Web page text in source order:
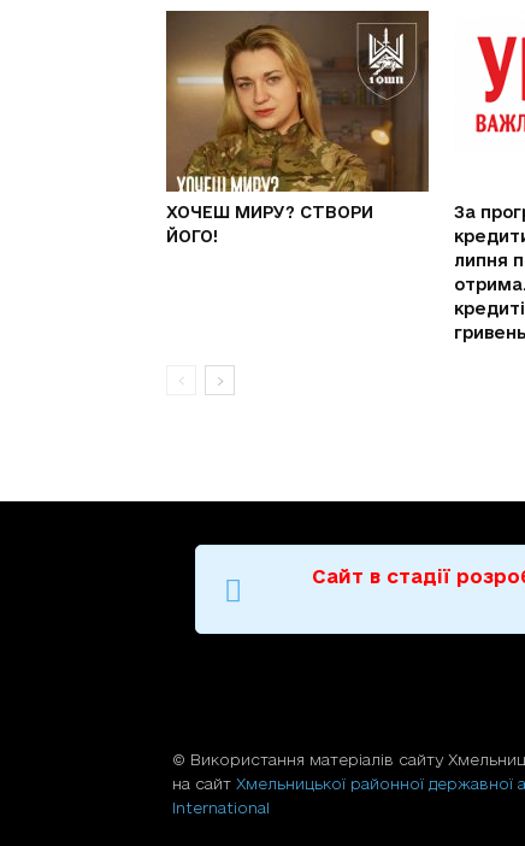
ХОЧЕШ МИРУ? СТВОРИ
ЙОГО!
За
липня
гривень
Сайт в стадії
© Використання матерiалiв сайту
на сайт Хмельницької районної державної
International